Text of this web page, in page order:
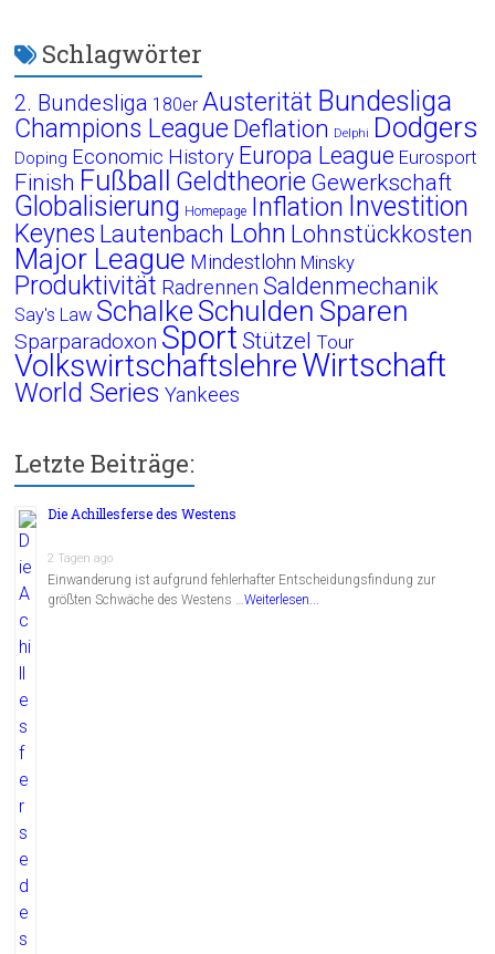
Schlagwörter
2. Bundesliga 180er Austerität Bundesliga
Champions League Deflation Delphi Dodgers
Doping Economic History Europa League Eurosport
Finish Fußball Geldtheorie Gewerkschaft
Globalisierung Homepage Inflation Investition
Keynes Lautenbach Lohn Lohnstückkosten
Major League Mindestlohn Minsky
Produktivität Radrennen Saldenmechanik
Say's Law Schalke Schulden Sparen
Sparparadoxon Sport Stützel Tour
VolkswirtschaftslehreWirtschaft
World Series Yankees
Letzte Beiträge:
Die Achillesferse des Westens
2 Tagen ago
Einwanderung ist aufgrund fehlerhafter Entscheidungsfindung zur
größten Schwäche des Westens …Weiterlesen...